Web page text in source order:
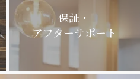
保証・
アフターサポート